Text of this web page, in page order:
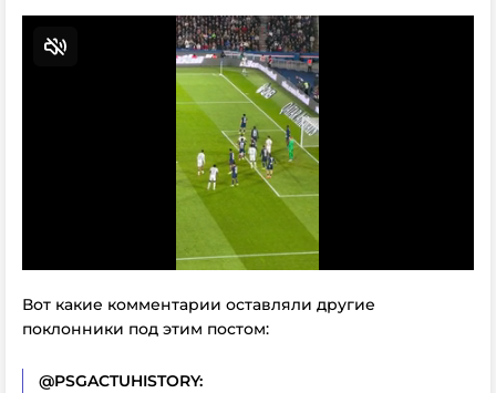
Вот какие комментарии оставляли другие
поклонники под этим постом:
@PSGACTUHISTORY: